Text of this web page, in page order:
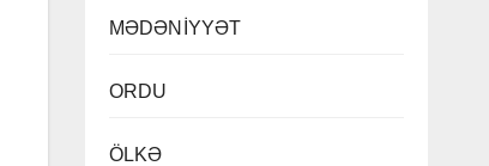
MƏDƏNİYYƏT
ORDU
ÖLKƏ